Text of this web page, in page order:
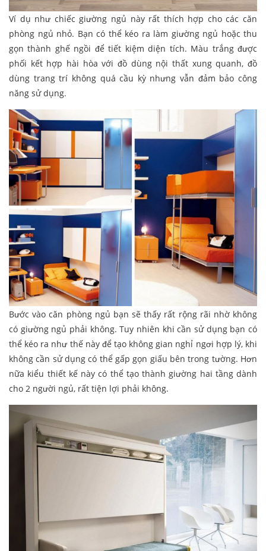
Ví dụ như chiếc giường ngủ này rất thích hợp cho các căn
phòng ngủ nhỏ. Bạn có thể kéo ra làm giường ngủ hoặc thu
gọn thành ghế ngồi để tiết kiệm diện tích. Màu trắng được
phối kết hợp hài hòa với đồ dùng nội thất xung quanh, đồ
dùng trang trí không quá cầu kỳ nhưng vẫn đảm bảo công
năng sử dụng.
Bước vào căn phòng ngủ bạn sẽ thấy rất rộng rãi nhờ không
có giường ngủ phải không. Tuy nhiên khi cần sử dụng bạn có
thể kéo ra như thế này để tạo không gian nghỉ ngơi hợp lý, khi
không cần sử dụng có thể gấp gọn giấu bên trong tường. Hơn
nữa kiểu thiết kế này có thể tạo thành giường hai tầng dành
cho 2 người ngủ, rất tiện lợi phải không.